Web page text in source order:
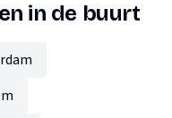
in de buurt